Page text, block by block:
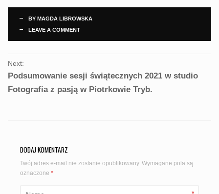
BYMAGDA LIBROWSKA
LEAVE A COMMENT
PORTFOLIO
NAVIGATION
Next:
Podsumowanie sesji świątecznych 2021 w studio
Fotografia z pasją w Piotrkowie Tryb.
DODAJ KOMENTARZ
Twój adres e-mail nie zostanie opublikowany. Wymagane pola są
oznaczone*